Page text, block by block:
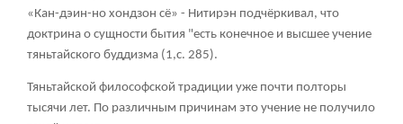
«Кан-дэин-но хондзон сё» - Нитирэн подчёркивал, что
доктрина о сущности бытия "есть конечное и высшее учение
тяньтайского буддизма (1,с. 285).
Тяньтайской философской традиции уже почти полторы
тысячи лет. По различным причинам это учение не получило